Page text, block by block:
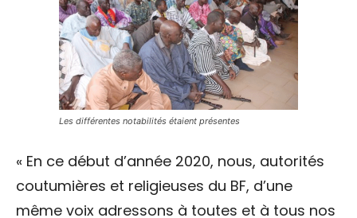
Les différentes notabilités étaient présentes
« En ce début d’année 2020, nous, autorités
coutumières et religieuses du BF, d’une
même voix adressons à toutes et à tous nos